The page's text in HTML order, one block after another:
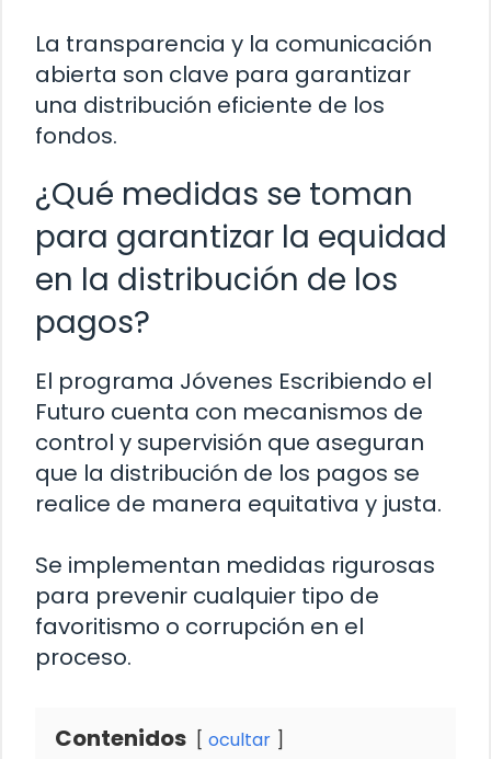
La transparencia y la comunicación
abierta son clave para garantizar
una distribución eficiente de los
fondos.
¿Qué medidas se toman
para garantizar la equidad
en la distribución de los
pagos?
El programa Jóvenes Escribiendo el
Futuro cuenta con mecanismos de
control y supervisión que aseguran
que la distribución de los pagos se
realice de manera equitativa y justa.
Se implementan medidas rigurosas
para prevenir cualquier tipo de
favoritismo o corrupción en el
proceso.
Contenidos ocultar